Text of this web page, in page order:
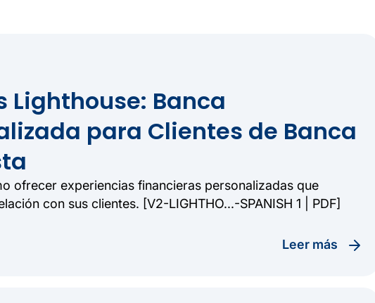
Lighthouse: Banca
para Clientes de Banca
ofrecer experiencias financieras personalizadas que
con sus clientes. [V2-LIGHTHO...-SPANISH 1 | PDF]
leer más